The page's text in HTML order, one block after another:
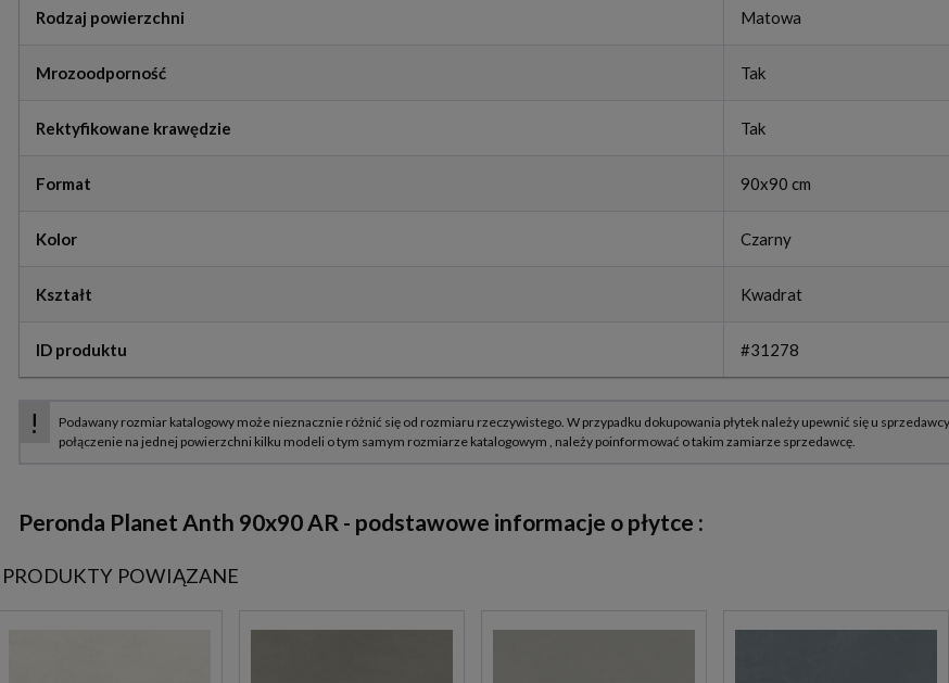
Rodzaj powierzchni Matowa
Mrozoodporność Tak
Rektyfikowane krawędzie Tak
Format 90x90 cm
Kolor Czarny
Kształt Kwadrat
ID produktu #31278
Peronda Planet Anth 90x90 AR - podstawowe informacje o płytce :
PRODUKTY POWIĄZANE